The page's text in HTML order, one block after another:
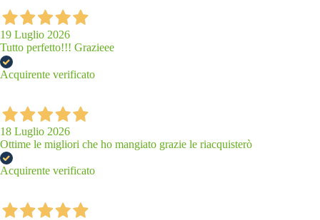
19 Luglio 2026
Tutto perfetto!!! Grazieee
Acquirente verificato
18 Luglio 2026
Ottime le migliori che ho mangiato grazie le riacquisterò
Acquirente verificato